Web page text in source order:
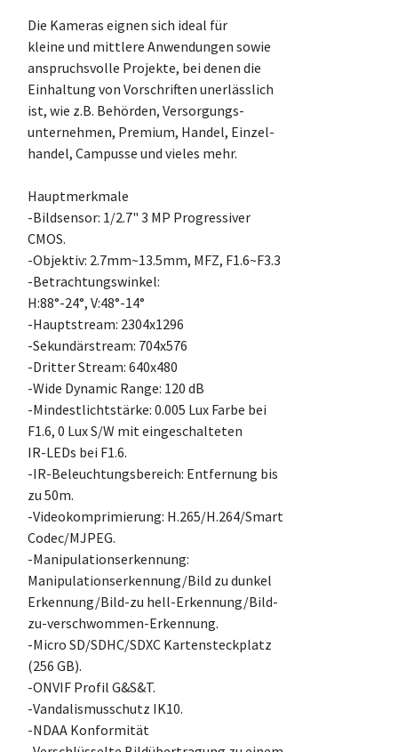
Die Kameras eignen sich ideal für
kleine und mittlere Anwendungen sowie
anspruchsvolle Projekte, bei denen die
Einhaltung von Vorschriften unerlässlich
ist, wie z.B. Behörden, Versorgungs-
unternehmen, Premium, Handel, Einzel-
handel, Campusse und vieles mehr.
Hauptmerkmale
-Bildsensor: 1/2.7" 3 MP Progressiver
CMOS.
-Objektiv: 2.7mm~13.5mm, MFZ, F1.6~F3.3
-Betrachtungswinkel:
H:88°-24°, V:48°-14°
-Hauptstream: 2304x1296
-Sekundärstream: 704x576
-Dritter Stream: 640x480
-Wide Dynamic Range: 120 dB
-Mindestlichtstärke: 0.005 Lux Farbe bei
F1.6, 0 Lux S/W mit eingeschalteten
IR-LEDs bei F1.6.
-IR-Beleuchtungsbereich: Entfernung bis
zu 50m.
-Videokomprimierung: H.265/H.264/Smart
Codec/MJPEG.
-Manipulationserkennung:
Manipulationserkennung/Bild zu dunkel
Erkennung/Bild-zu hell-Erkennung/Bild-
zu-verschwommen-Erkennung.
-Micro SD/SDHC/SDXC Kartensteckplatz
(256 GB).
-ONVIF Profil G&S&T.
-Vandalismusschutz IK10.
-NDAA Konformität